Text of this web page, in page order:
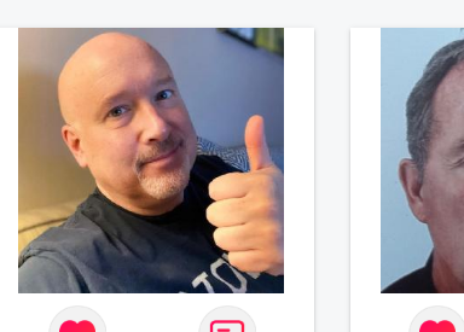
? Côté professionnel, je
m'épanouis pleinement dans un
groupe aéronautique après avoir
fait mes études d'ingénieur et
de docteur à CentraleSupélec.
Je recherche une femme qui
aime l'art, la nature et qui soit
attentive aux autres, à
l'environnement et curieuse du
monde. PS. Je ne ronfle pas 🙂